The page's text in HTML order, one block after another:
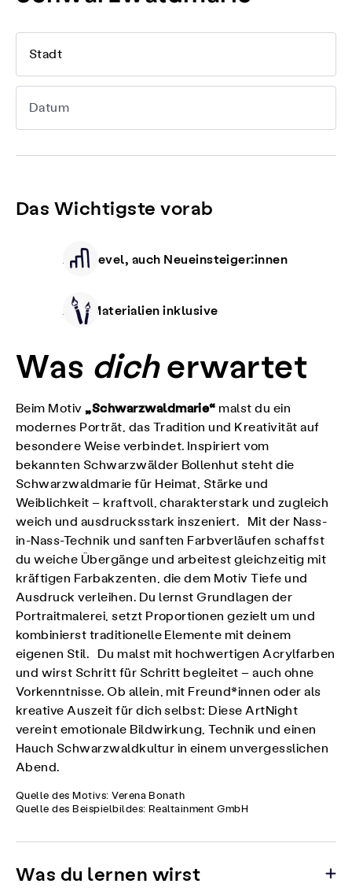
Stadt
Datum
Das Wichtigste vorab
Alle Level, auch Neueinsteiger:innen
Alle Materialien inklusive
Was dicherwartet
Beim Motiv„Schwarzwaldmarie“ malst du ein
modernes Porträt, das Tradition und Kreativität auf
besondere Weise verbindet. Inspiriert vom
bekannten Schwarzwälder Bollenhut steht die
Schwarzwaldmarie für Heimat, Stärke und
Weiblichkeit – kraftvoll, charakterstark und zugleich
weich und ausdrucksstark inszeniert. Mit der Nass-
in-Nass-Technik und sanften Farbverläufen schaffst
du weiche Übergänge und arbeitest gleichzeitig mit
kräftigen Farbakzenten, die dem Motiv Tiefe und
Ausdruck verleihen. Du lernst Grundlagen der
Portraitmalerei, setzt Proportionen gezielt um und
kombinierst traditionelle Elemente mit deinem
eigenen Stil. Du malst mit hochwertigen Acrylfarben
und wirst Schritt für Schritt begleitet – auch ohne
Vorkenntnisse. Ob allein, mit Freund*innen oder als
kreative Auszeit für dich selbst: Diese ArtNight
vereint emotionale Bildwirkung, Technik und einen
Hauch Schwarzwaldkultur in einem unvergesslichen
Abend.
Quelle des Motivs: Verena Bonath
Quelle des Beispielbildes: Realtainment GmbH
Was du lernen wirst